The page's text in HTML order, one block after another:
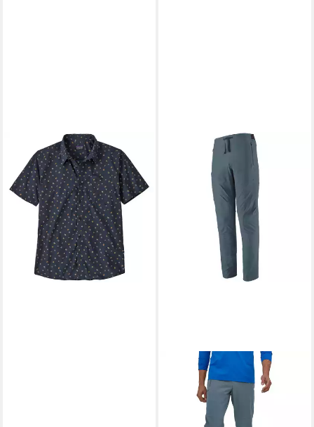
PATAGONIA
Outdoorhemd Patagonia
Men's Go To Shirt - dünnes
Kurzarm-
Freizeithemd/Reisehemd
79,95 €
lieferbar - in 2-3 Werktagen bei dir